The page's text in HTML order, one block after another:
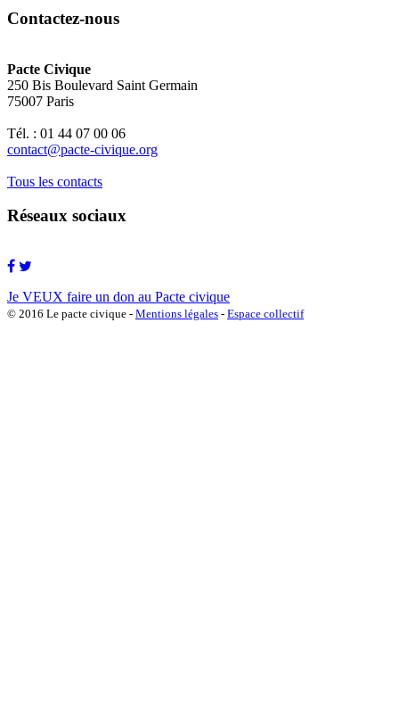
Contactez-nous
Pacte Civique
250 Bis Boulevard Saint Germain
75007 Paris
Tél. : 01 44 07 00 06
contact@pacte-civique.org
Tous les contacts
Réseaux sociaux
Je VEUX faire un don au Pacte civique
© 2016 Le pacte civique - Mentions légales - Espace collectif